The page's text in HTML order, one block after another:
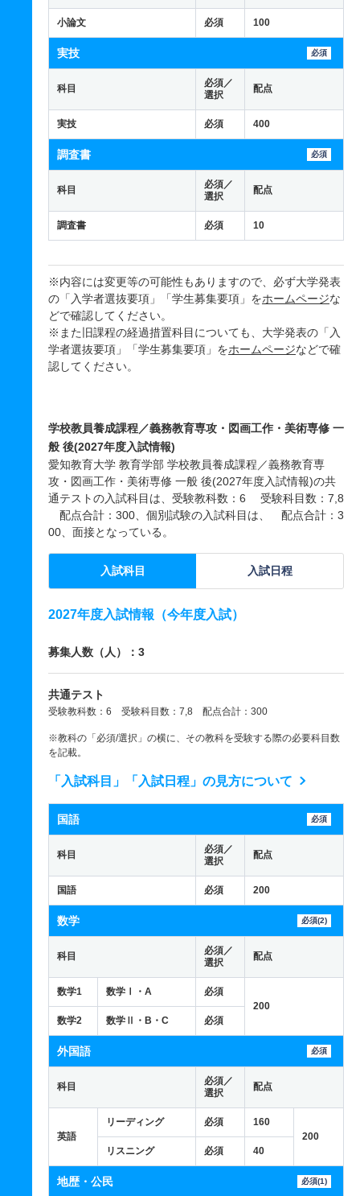
小論文 必須 100
実技 必須
科目
必須／
選択
配点
実技 必須 400
調査書 必須
科目
必須／
選択
配点
調査書 必須 10
※内容には変更等の可能性もありますので、必ず大学発表
の「入学者選抜要項」「学生募集要項」をホームページな
どで確認してください。
※また旧課程の経過措置科目についても、大学発表の「入
学者選抜要項」「学生募集要項」をホームページなどで確
認してください。
学校教員養成課程／義務教育専攻・図画工作・美術専修 一
般 後(2027年度入試情報)
愛知教育大学 教育学部 学校教員養成課程／義務教育専
攻・図画工作・美術専修 一般 後(2027年度入試情報)の共
通テストの入試科目は、受験教科数：6 受験科目数：7,8
配点合計：300、個別試験の入試科目は、 配点合計：3
00、面接となっている。
入試科目 入試日程
2027年度入試情報（今年度入試）
募集人数（人）：3
共通テスト
受験教科数：6 受験科目数：7,8 配点合計：300
※教科の「必須/選択」の横に、その教科を受験する際の必要科目数
を記載。
「入試科目」「入試日程」の見方について
国語 必須
科目
必須／
選択
配点
国語 必須 200
数学 必須(2)
科目
必須／
選択
配点
数学1 数学Ⅰ・A
必須
200
数学2
数学Ⅱ・B・C 必須
外国語 必須
科目
必須／
選択
配点
英語
リーディング 必須
160
200
リスニング
必須 40
地歴・公民 必須(1)